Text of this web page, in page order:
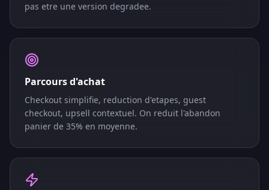
pas etre une version degradee.
Parcours d'achat
Checkout simplifie, reduction d'etapes, guest
checkout, upsell contextuel. On reduit l'abandon
panier de 35% en moyenne.